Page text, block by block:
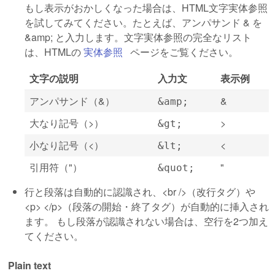
もし表示がおかしくなった場合は、HTML文字実体参照
を試してみてください。たとえば、アンパサンド & を
&amp; と入力します。文字実体参照の完全なリスト
は、HTMLの実体参照 (link is external)
ページをご覧ください。
文字の説明
入力文
表示例
アンパサンド（&）
&amp;
&
大なり記号（>）
&gt;
>
小なり記号（<）
&lt;
<
引用符（"）
&quot;
"
行と段落は自動的に認識され、<br />（改行タグ）や
<p> </p>（段落の開始・終了タグ）が自動的に挿入され
ます。 もし段落が認識されない場合は、空行を2つ加え
てください。
Plain text